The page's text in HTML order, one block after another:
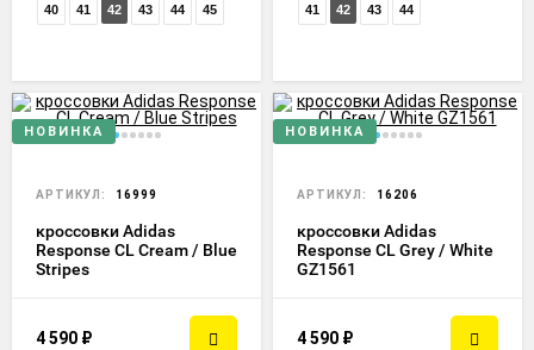
40 41 42 43 44 45 41 42 43 44
НОВИНКА
АРТИКУЛ: 16999
кроссовки Adidas
Response CL Cream / Blue
Stripes
4 590 ₽
НОВИНКА
АРТИКУЛ: 16206
кроссовки Adidas
Response CL Grey / White
GZ1561
4 590 ₽